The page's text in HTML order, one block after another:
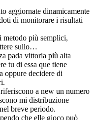
aggiornate dinamicamente
di monitorare i risultati
metodo più semplici,
sullo…
pada vittoria più alta
tu di essa que tiene
oppure decidere di
a new un numero
mi distribuzione
breve periodo.
che elle gioco può